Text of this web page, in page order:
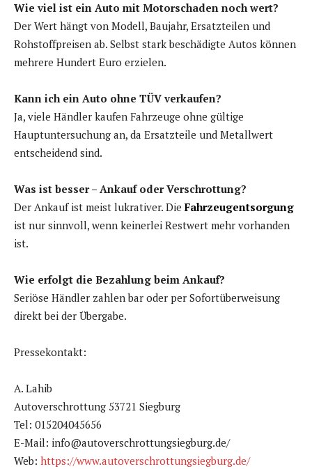
Wie viel ist ein Auto mit Motorschaden noch wert?
Der Wert hängt von Modell, Baujahr, Ersatzteilen und
Rohstoffpreisen ab. Selbst stark beschädigte Autos können
mehrere Hundert Euro erzielen.
Kann ich ein Auto ohne TÜV verkaufen?
Ja, viele Händler kaufen Fahrzeuge ohne gültige
Hauptuntersuchung an, da Ersatzteile und Metallwert
entscheidend sind.
Was ist besser – Ankauf oder Verschrottung?
Der Ankauf ist meist lukrativer. Die Fahrzeugentsorgung
ist nur sinnvoll, wenn keinerlei Restwert mehr vorhanden
ist.
Wie erfolgt die Bezahlung beim Ankauf?
Seriöse Händler zahlen bar oder per Sofortüberweisung
direkt bei der Übergabe.
Pressekontakt:
A. Lahib
Autoverschrottung 53721 Siegburg
Tel: 015204045656
E-Mail: info@autoverschrottungsiegburg.de/
Web: https://www.autoverschrottungsiegburg.de/